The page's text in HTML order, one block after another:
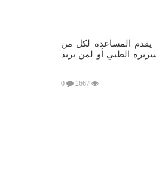
يقدم المساعدة لكل من
الطبي أو لمن يريد